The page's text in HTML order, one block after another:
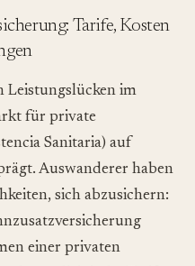
Tarife, Kosten
Leistungslücken im
für private
Sanitaria) auf
Auswanderer haben
sich abzusichern:
einer privaten